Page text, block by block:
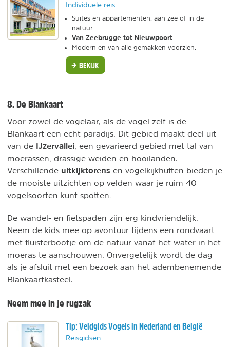
Individuele reis
Suites en appartementen, aan zee of in de
natuur.
Van Zeebrugge tot Nieuwpoort
Modern en van alle gemakken voorzien.
BEKIJK
8. De Blankaart
Voor zowel de vogelaar, als de vogel zelf is de
Blankaart een echt paradijs. Dit gebied maakt deel uit
van de IJzervallei , een gevarieerd gebied met tal van
moerassen, drassige weiden en hooilanden.
Verschillende uitkijktorens en vogelkijkhutten bieden je
de mooiste uitzichten op velden waar je ruim 40
vogelsoorten kunt spotten.
De wandel- en fietspaden zijn erg kindvriendelijk.
Neem de kids mee op avontuur tijdens een rondvaart
met fluisterbootje om de natuur vanaf het water in het
moeras te aanschouwen. Onvergetelijk wordt de dag
als je afsluit met een bezoek aan het adembenemende
Blankaartkasteel.
Neem mee in je rugzak
Tip: Veldgids Vogels in Nederland en België
Reisgidsen